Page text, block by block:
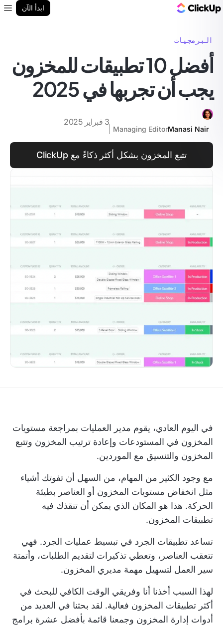
ابدأ الآن
البرمجيات
أفضل 10 تطبيقات للمخزون
يجب أن تجربها في 2025
Manasi Nair
Managing Editor
3 فبراير 2025
تتبع المخزون بشكل أكثر ذكاءً مع ClickUp
في اليوم العادي، يقوم مدير العمليات بمراجعة مستويات
المخزون في المستودعات وإعادة ترتيب المخزون وتتبع
المخزون والتنسيق مع الموردين.
مع وجود الكثير من المهام، من السهل أن تفوتك أشياء
مثل انخفاض مستويات المخزون أو العناصر بطيئة
الحركة. هذا هو المكان الذي يمكن أن تنقذك فيه
تطبيقات المخزون.
تساعد تطبيقات الجرد في تبسيط عمليات الجرد. فهي
تتعقب العناصر، وتعطي تذكيرات لتقديم الطلبات، وأتمتة
سير العمل لتسهيل مهمة مديري المخزون.
لهذا السبب أخذنا أنا وفريقي الوقت الكافي للبحث في
أكثر تطبيقات المخزون فعالية. لقد بحثنا في العديد من
أدوات إدارة المخزون وجمعنا قائمة بأفضل عشرة برامج